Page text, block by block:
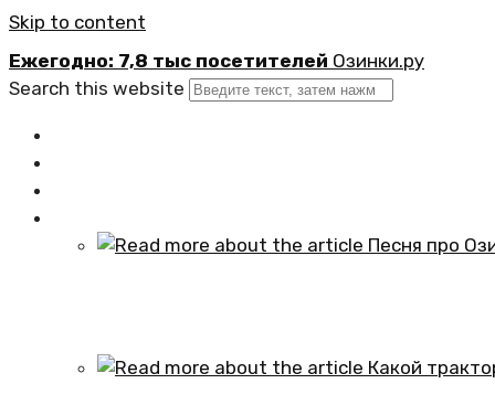
Skip to content
Ежегодно: 7,8 тыс посетителей Озинки.ру
Search this website